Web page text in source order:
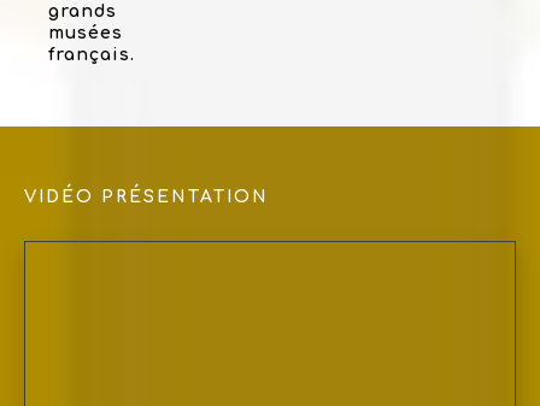
grands
musées
français.
VIDÉO PRÉSENTATION